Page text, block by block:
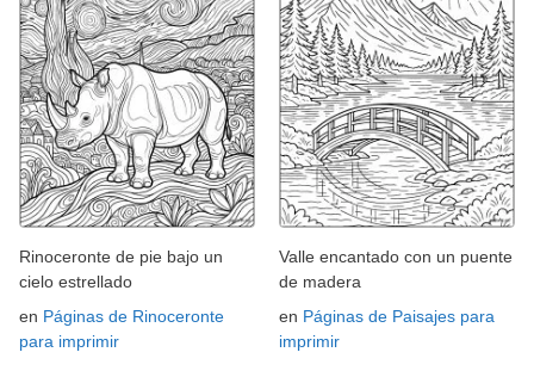
Rinoceronte de pie bajo un
cielo estrellado
en Páginas de Rinoceronte
para imprimir
Valle encantado con un puente
de madera
en Páginas de Paisajes para
imprimir